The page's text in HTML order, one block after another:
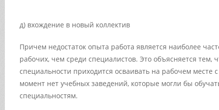
д) вхождение в новый коллектив
Причем недостаток опыта работа является наиболее
рабочих, чем среди специалистов. Это объясняется тем,
специальности приходится осваивать на рабочем месте
момент нет учебных заведений, которые могли бы
специальностям.